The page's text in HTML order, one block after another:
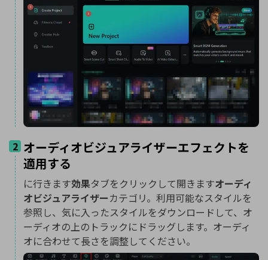
2 オーディオビジュアライザーエフェクトを
適用する
に行きます効果タブをクリックして開きますオーディ
オビジュアライザーカテゴリ。利用可能なスタイルを
参照し、気に入ったスタイルをダウンロードして、オ
ーディオの上のトラックにドラッグします。オーディ
オに合わせて長さを調整してください。